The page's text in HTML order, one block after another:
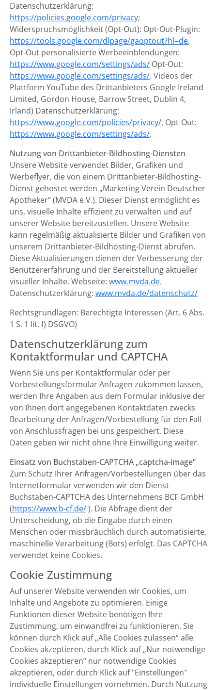
Datenschutzerklärung:
https://policies.google.com/privacy;
Widerspruchsmöglichkeit (Opt-Out): Opt-Out-Plugin:
https://tools.google.com/dlpage/gaoptout?hl=de,
Opt-Out personalisierte Werbeeinblendungen:
https://www.google.com/settings/ads/ Opt-Out:
https://www.google.com/settings/ads/. Videos der
Plattform YouTube des Drittanbieters Google Ireland
Limited, Gordon House, Barrow Street, Dublin 4,
Irland) Datenschutzerklärung:
https://www.google.com/policies/privacy/, Opt-Out:
https://www.google.com/settings/ads/.
Nutzung von Drittanbieter-Bildhosting-Diensten
Unsere Website verwendet Bilder, Grafiken und
Werbeflyer, die von einem Drittanbieter-Bildhosting-
Dienst gehostet werden „Marketing Verein Deutscher
Apotheker“ (MVDA e.V.). Dieser Dienst ermöglicht es
uns, visuelle Inhalte effizient zu verwalten und auf
unserer Website bereitzustellen. Unsere Website
kann regelmäßig aktualisierte Bilder und Grafiken von
unserem Drittanbieter-Bildhosting-Dienst abrufen.
Diese Aktualisierungen dienen der Verbesserung der
Benutzererfahrung und der Bereitstellung aktueller
visueller Inhalte. Webseite: www.mvda.de.
Datenschutzerklärung: www.mvda.de/datenschutz/
Rechtsgrundlagen: Berechtigte Interessen (Art. 6 Abs.
1 S. 1 lit. f) DSGVO)
Datenschutzerklärung zum
Kontaktformular und CAPTCHA
Wenn Sie uns per Kontaktformular oder per
Vorbestellungsformular Anfragen zukommen lassen,
werden Ihre Angaben aus dem Formular inklusive der
von Ihnen dort angegebenen Kontaktdaten zwecks
Bearbeitung der Anfragen/Vorbestellung für den Fall
von Anschlussfragen bei uns gespeichert. Diese
Daten geben wir nicht ohne Ihre Einwilligung weiter.
Einsatz von Buchstaben-CAPTCHA „captcha-image“
Zum Schutz Ihrer Anfragen/Vorbestellungen über das
Internetformular verwenden wir den Dienst
Buchstaben-CAPTCHA des Unternehmens BCF GmbH
(https://www.b-cf.de/). Die Abfrage dient der
Unterscheidung, ob die Eingabe durch einen
Menschen oder missbräuchlich durch automatisierte,
maschinelle Verarbeitung (Bots) erfolgt. Das CAPTCHA
verwendet keine Cookies.
Cookie Zustimmung
Auf unserer Website verwenden wir Cookies, um
Inhalte und Angebote zu optimieren. Einige
Funktionen dieser Website benötigen Ihre
Zustimmung, um einwandfrei zu funktionieren. Sie
können durch Klick auf „Alle Cookies zulassen“ alle
Cookies akzeptieren, durch Klick auf „Nur notwendige
Cookies akzeptieren“ nur notwendige Cookies
akzeptieren, oder durch Klick auf "Einstellungen"
individuelle Einstellungen vornehmen. Durch Nutzung